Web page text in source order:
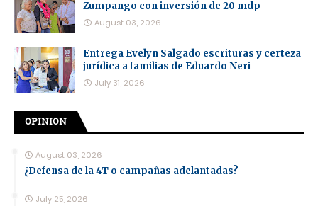
Zumpango con inversión de 20 mdp
August 03, 2026
Entrega Evelyn Salgado escrituras y certeza
jurídica a familias de Eduardo Neri
July 31, 2026
OPINION
August 03, 2026
¿Defensa de la 4T o campañas adelantadas?
July 25, 2026